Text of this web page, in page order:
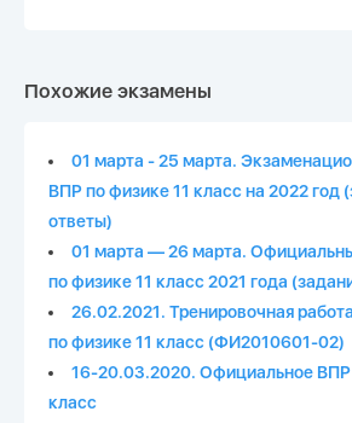
Похожие экзамены
01 марта - 25 марта.
ВПР по физике 11 класс на 2022 год
ответы)
01 марта — 26 марта.
по физике 11 класс 2021 года
26.02.2021. Тренировочная
по физике 11 класс (ФИ2010601-02)
16-20.03.2020. Официальное ВПР
класс